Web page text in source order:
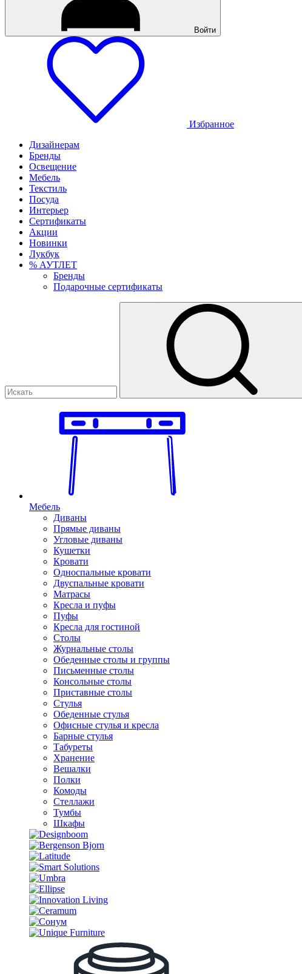
Войти
Избранное
Дизайнерам
Бренды
Освещение
Мебель
Текстиль
Посуда
Интерьер
Сертификаты
Акции
Новинки
Лукбук
% АУТЛЕТ
Бренды
Подарочные сертификаты
Мебель
Диваны
Прямые диваны
Угловые диваны
Кушетки
Кровати
Односпальные кровати
Двуспальные кровати
Матрасы
Кресла и пуфы
Пуфы
Кресла для гостиной
Столы
Журнальные столы
Обеденные столы и группы
Письменные столы
Консольные столы
Приставные столы
Стулья
Обеденные стулья
Офисные стулья и кресла
Барные стулья
Табуреты
Хранение
Вешалки
Полки
Комоды
Стеллажи
Тумбы
Шкафы